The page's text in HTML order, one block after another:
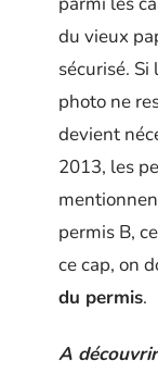
du vieux
sécurisé.
photo ne
devient
2013, les
permis B,
ce cap, on
du permis.
A